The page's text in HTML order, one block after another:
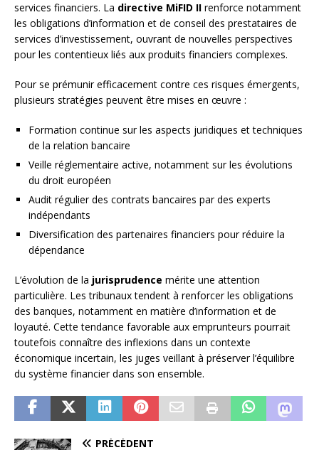
services financiers. La directive MiFID II renforce notamment
les obligations d’information et de conseil des prestataires de
services d’investissement, ouvrant de nouvelles perspectives
pour les contentieux liés aux produits financiers complexes.
Pour se prémunir efficacement contre ces risques émergents,
plusieurs stratégies peuvent être mises en œuvre :
Formation continue sur les aspects juridiques et techniques
de la relation bancaire
Veille réglementaire active, notamment sur les évolutions
du droit européen
Audit régulier des contrats bancaires par des experts
indépendants
Diversification des partenaires financiers pour réduire la
dépendance
L’évolution de la jurisprudence mérite une attention
particulière. Les tribunaux tendent à renforcer les obligations
des banques, notamment en matière d’information et de
loyauté. Cette tendance favorable aux emprunteurs pourrait
toutefois connaître des inflexions dans un contexte
économique incertain, les juges veillant à préserver l’équilibre
du système financier dans son ensemble.
PRÉCÉDENT